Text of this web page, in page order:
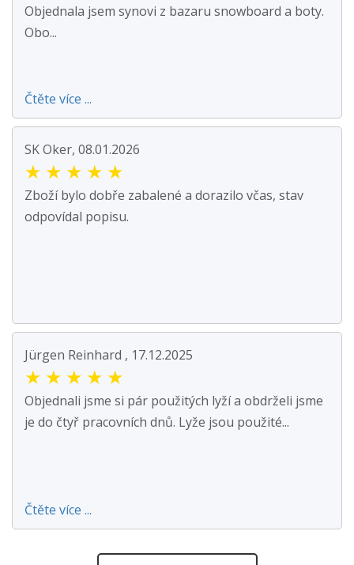
Objednala jsem synovi z bazaru snowboard a boty.
Obo...
Čtěte více ...
SK Oker, 08.01.2026
★ ★ ★ ★ ★
Zboží bylo dobře zabalené a dorazilo včas, stav
odpovídal popisu.
Jürgen Reinhard , 17.12.2025
★ ★ ★ ★ ★
Objednali jsme si pár použitých lyží a obdrželi jsme
je do čtyř pracovních dnů. Lyže jsou použité...
Čtěte více ...